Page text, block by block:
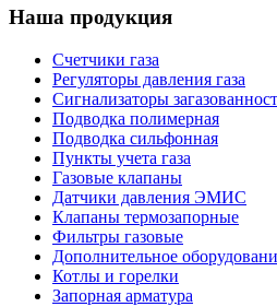
Наша продукция
Счетчики газа
Регуляторы давления газа
Сигнализаторы
Подводка полимерная
Подводка сильфонная
Пункты учета газа
Газовые клапаны
Датчики давления ЭМИС
Клапаны термозапорные
Фильтры газовые
Дополнительное
Котлы и горелки
Запорная арматура